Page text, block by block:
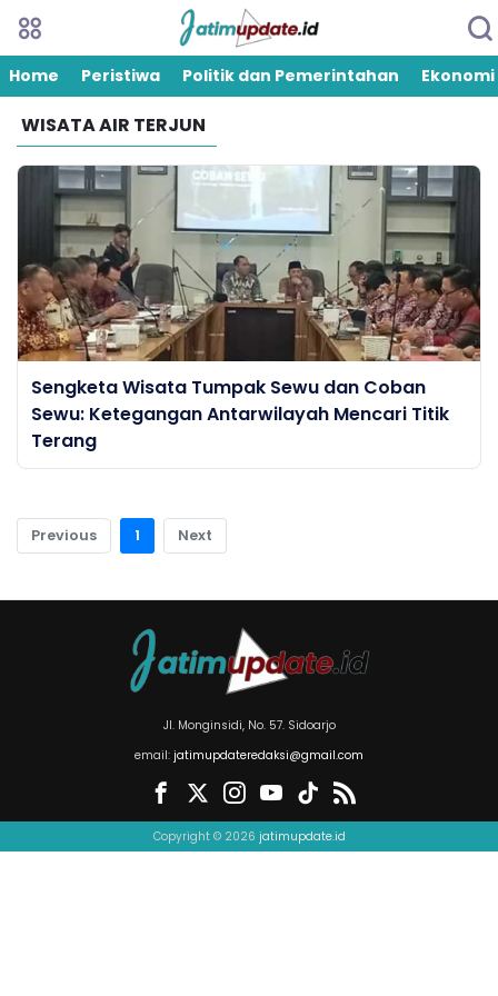
Home Peristiwa Politik dan Pemerintahan Ekonomi
WISATA AIR TERJUN
Sengketa Wisata Tumpak Sewu dan Coban
Sewu: Ketegangan Antarwilayah Mencari Titik
Terang
Previous 1 Next
Jl. Monginsidi, No. 57. Sidoarjo
email: jatimupdateredaksi@gmail.com
Copyright © 2026 jatimupdate.id